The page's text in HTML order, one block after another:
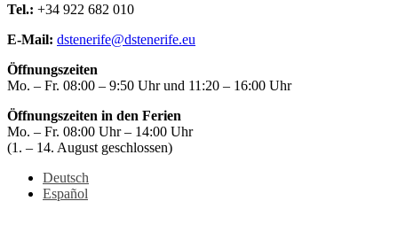
Tel.: +34 922 682 010
E-Mail: dstenerife@dstenerife.eu
Öffnungszeiten
Mo. – Fr. 08:00 – 9:50 Uhr und 11:20 – 16:00 Uhr
Öffnungszeiten in den Ferien
Mo. – Fr. 08:00 Uhr – 14:00 Uhr
(1. – 14. August geschlossen)
Deutsch
Español